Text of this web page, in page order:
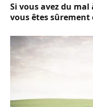
Si vous avez du
vous êtes sûrement